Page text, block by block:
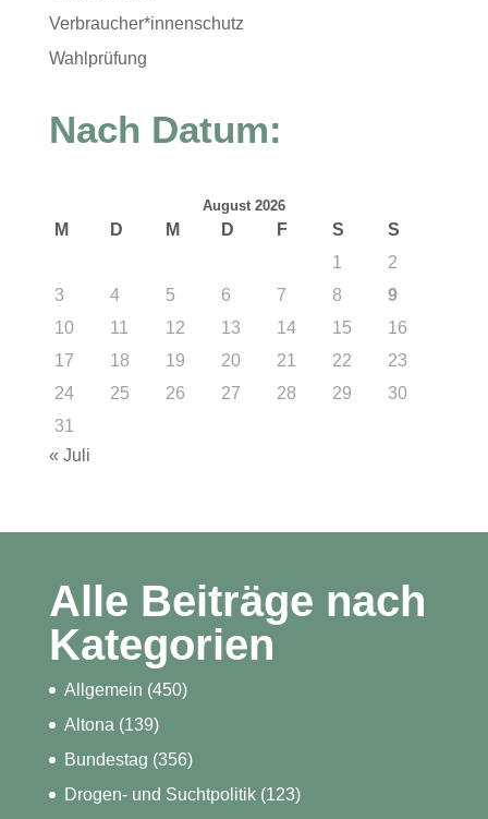
Verbraucher*innenschutz
Wahlprüfung
Nach Datum:
August 2026
M D M D F S
S
1
2
3
4 5 6 7 8
9
10
11 12 13 14 15
16
17
18 19 20 21 22
23
24
25 26 27 28 29
30
31
« Juli
Alle Beiträge nach
Kategorien
Allgemein (450)
Altona (139)
Bundestag (356)
Drogen- und Suchtpolitik(123)